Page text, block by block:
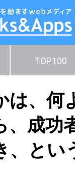
TOP100
は、何
、成功
、とい